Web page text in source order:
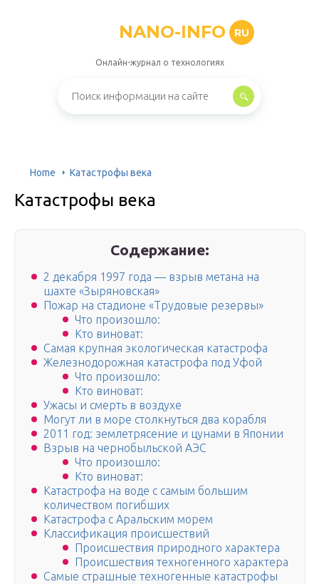
NANO-INFO RU
Онлайн-журнал о технологиях
Home Катастрофы века
Катастрофы века
Содержание:
2 декабря 1997 года — взрыв метана на
шахте «Зыряновская»
Пожар на стадионе «Трудовые резервы»
Что произошло:
Кто виноват:
Самая крупная экологическая катастрофа
Железнодорожная катастрофа под Уфой
Что произошло:
Кто виноват:
Ужасы и смерть в воздухе
Могут ли в море столкнуться два корабля
2011 год: землетрясение и цунами в Японии
Взрыв на чернобыльской АЭС
Что произошло:
Кто виноват:
Катастрофа на воде с самым большим
количеством погибших
Катастрофа с Аральским морем
Классификация происшествий
Происшествия природного характера
Происшествия техногенного характера
Самые страшные техногенные катастрофы